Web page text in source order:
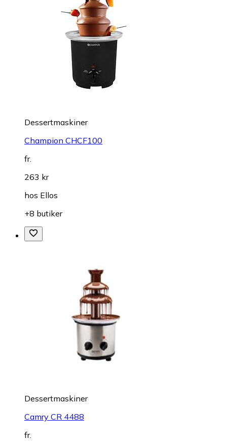
Dessertmaskiner
Champion CHCF100
fr.
263 kr
hos Ellos
+8 butiker
Dessertmaskiner
Camry CR 4488
fr.